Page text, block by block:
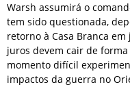
Warsh assumirá o
tem sido questionada,
retorno à Casa Branca
juros devem cair de
momento difícil
impactos da guerra no